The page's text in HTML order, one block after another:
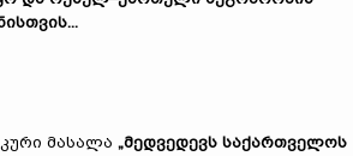
მასალა „მედვედევს საქართველოს